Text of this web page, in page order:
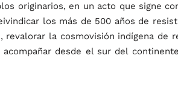
originarios, en un acto que signe
los más de 500 años de
la cosmovisión indígena de
desde el sur del